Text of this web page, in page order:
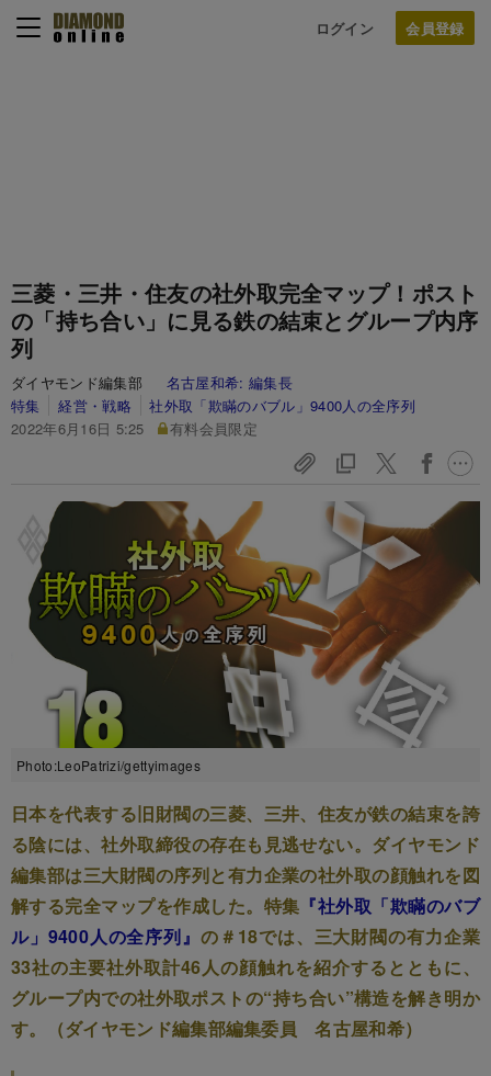
ログイン
三菱・三井・住友の社外取完全マップ！ポスト
の「持ち合い」に見る鉄の結束とグループ内序
列
ダイヤモンド編集部 名古屋和希:編集長
特集
経営・戦略
社外取「欺瞞のバブル」9400人の全序列
2022年6月16日 5:25
有料会員限定
Photo:LeoPatrizi/gettyimages
日本を代表する旧財閥の三菱、三井、住友が鉄の結束を誇
る陰には、社外取締役の存在も見逃せない。ダイヤモンド
編集部は三大財閥の序列と有力企業の社外取の顔触れを図
解する完全マップを作成した。特集 『社外取「欺瞞のバブ
ル」9400人の全序列』 の＃18では、三大財閥の有力企業
33社の主要社外取計46人の顔触れを紹介するとともに、
グループ内での社外取ポストの“持ち合い”構造を解き明か
す。（ダイヤモンド編集部編集委員 名古屋和希）